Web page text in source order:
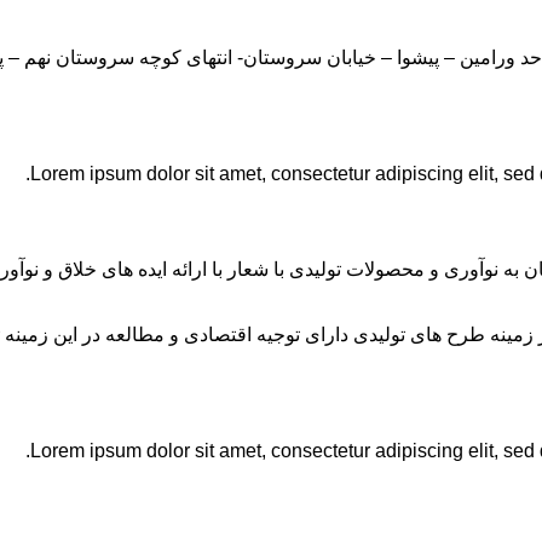
Lorem ipsum dolor sit amet, consectetur adipiscing elit,
به نوآوری و محصولات تولیدی با شعار با ارائه ایده های خلاق
طرح های تولیدی دارای توجیه اقتصادی و مطالعه در این
Lorem ipsum dolor sit amet, consectetur adipiscing elit,